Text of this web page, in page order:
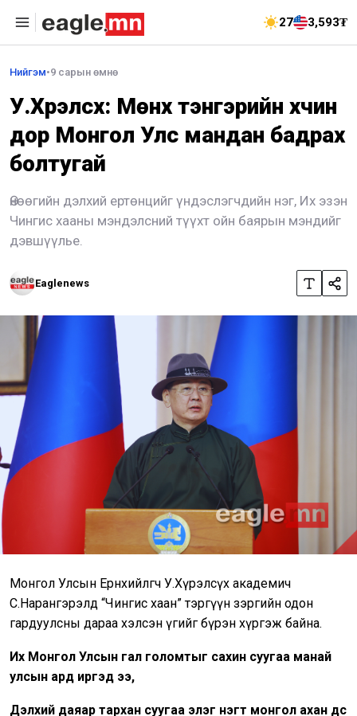
27 3,593₮
Нийгэм•9 сарын өмнө
У.Хүрэлсүх: Мөнх тэнгэрийн хүчин
дор Монгол Улс мандан бадрах
болтугай
Өнөөгийн дэлхий ертөнцийг үндэслэгчдийн нэг, Их эзэн
Чингис хааны мэндэлсний түүхт ойн баярын мэндийг
дэвшүүлье.
Eaglenews
Монгол Улсын Ерөнхийлөгч У.Хүрэлсүх академич
С.Нарангэрэлд “Чингис хаан” тэргүүн зэргийн одон
гардуулсны дараа хэлсэн үгийг бүрэн хүргэж байна.
Их Монгол Улсын гал голомтыг сахин суугаа манай
улсын ард иргэд ээ,
Дэлхий даяар тархан суугаа элэг нэгт монгол ахан дүүс